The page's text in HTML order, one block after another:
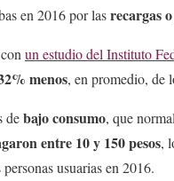
en 2016 por lasrecargas
un estudio del Instituto
menos, en promedio, de
debajo consumo, que
entre 10 y 150 pesos,
usuarias en 2016.